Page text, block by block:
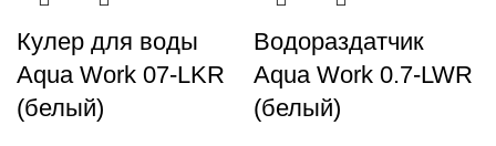
Кулер для воды
Aqua Work 07-LKR
(белый)
Водораздатчик
Aqua Work 0.7-LWR
(белый)